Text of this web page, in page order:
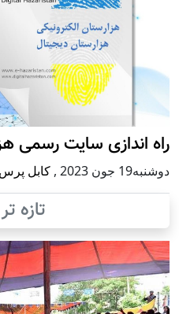
راه اندازی سایت رسمی
دوشنبه19 جون 2023 , کابل
تازه